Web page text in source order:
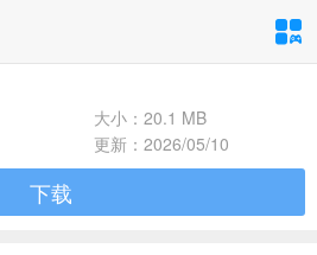
1百+款手游
大小：20.1 MB
更新：2026/05/10
下载